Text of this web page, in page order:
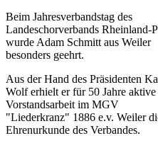
Beim Jahresverbandstag des
Landeschorverbands Rheinland-
wurde Adam Schmitt aus Weiler
besonders geehrt.
Aus der Hand des Präsidenten
Wolf erhielt er für 50 Jahre aktive
Vorstandsarbeit im MGV
"Liederkranz" 1886 e.v. Weiler
Ehrenurkunde des Verbandes.